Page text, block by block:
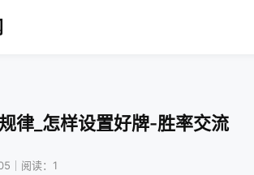
律_怎样设置好牌-胜率交流
｜阅读：1